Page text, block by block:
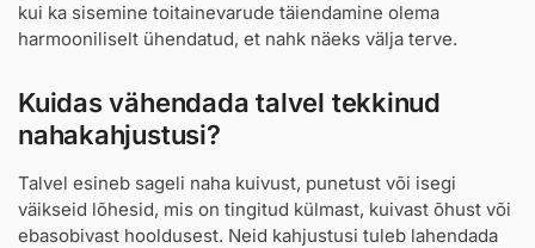
kui ka sisemine toitainevarude täiendamine olema
harmooniliselt ühendatud, et nahk näeks välja terve.
Kuidas vähendada talvel tekkinud
nahakahjustusi?
Talvel esineb sageli naha kuivust, punetust või isegi
väikseid lõhesid, mis on tingitud külmast, kuivast õhust või
ebasobivast hooldusest. Neid kahjustusi tuleb lahendada